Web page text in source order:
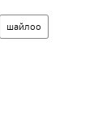
шайлоо